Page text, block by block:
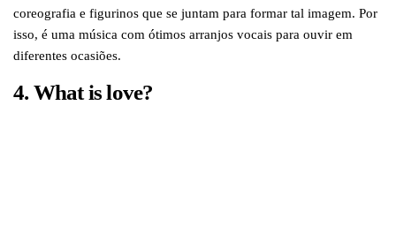
coreografia e figurinos que se juntam para formar tal imagem. Por
isso, é uma música com ótimos arranjos vocais para ouvir em
diferentes ocasiões.
4. What is love?